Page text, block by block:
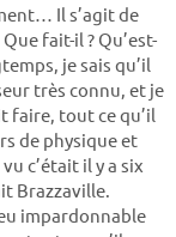
Il s’agit de
fait-il ? Qu’est-
je sais qu’il
très connu, et je
faire, tout ce qu’il
de physique et
c’était il y a six
Brazzaville.
impardonnable